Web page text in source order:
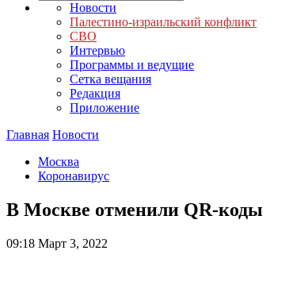
Новости
Палестино-израильский конфликт
СВО
Интервью
Программы и ведущие
Сетка вещания
Редакция
Приложение
Главная Новости
Москва
Коронавирус
В Москве отменили QR-коды
09:18 Март 3, 2022